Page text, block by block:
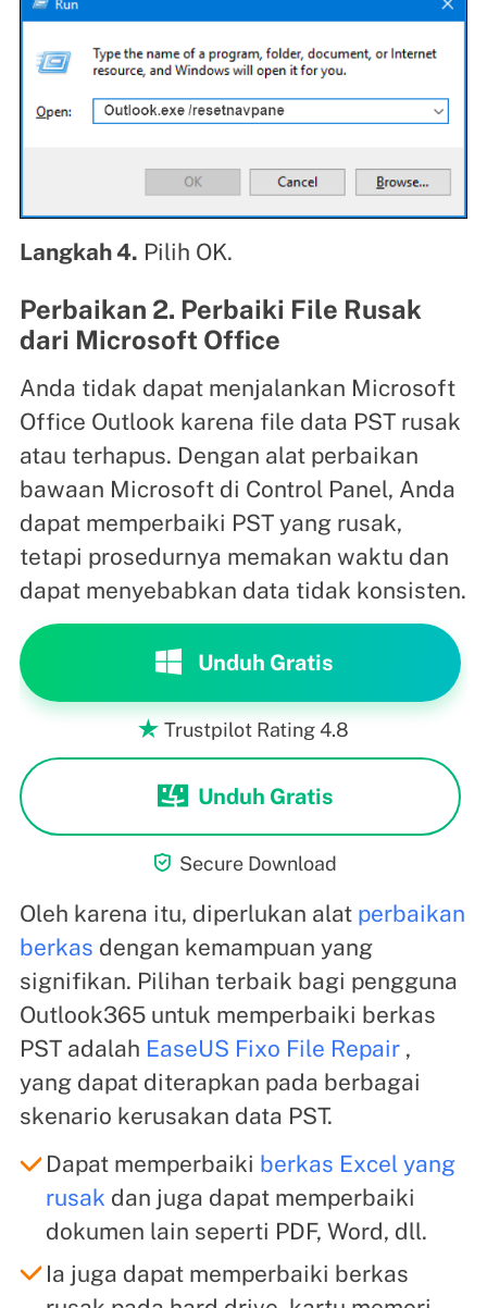
Langkah 4. Pilih OK.
Perbaikan 2. Perbaiki File Rusak
dari Microsoft Office
Anda tidak dapat menjalankan Microsoft
Office Outlook karena file data PST rusak
atau terhapus. Dengan alat perbaikan
bawaan Microsoft di Control Panel, Anda
dapat memperbaiki PST yang rusak,
tetapi prosedurnya memakan waktu dan
dapat menyebabkan data tidak konsisten.
Unduh Gratis
 Trustpilot Rating 4.8
Unduh Gratis
 Secure Download
Oleh karena itu, diperlukan alat perbaikan
berkas dengan kemampuan yang
signifikan. Pilihan terbaik bagi pengguna
Outlook365 untuk memperbaiki berkas
PST adalah EaseUS Fixo File Repair,
yang dapat diterapkan pada berbagai
skenario kerusakan data PST.
Dapat memperbaiki berkas Excel yang
rusak dan juga dapat memperbaiki
dokumen lain seperti PDF, Word, dll.
Ia juga dapat memperbaiki berkas